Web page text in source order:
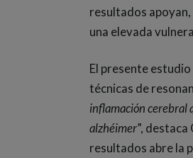
resultados
una elevada
El presente
técnicas de
inflamación cerebral
alzhéimer”,
resultados abre la